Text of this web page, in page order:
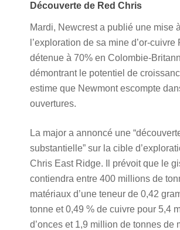
Découverte de Red Chris
Mardi, Newcrest a publié une mise
l’exploration de sa mine d’or-cuivre
détenue à 70% en Colombie-
démontrant le potentiel de
estime que Newmont escompte
ouvertures.
La major a annoncé une
substantielle” sur la cible
Chris East Ridge. Il prévoit que le
contiendra entre 400 millions de
matériaux d’une teneur de 0,42
tonne et 0,49 % de cuivre pour 5,4
d’onces et 1,9 million de tonnes de